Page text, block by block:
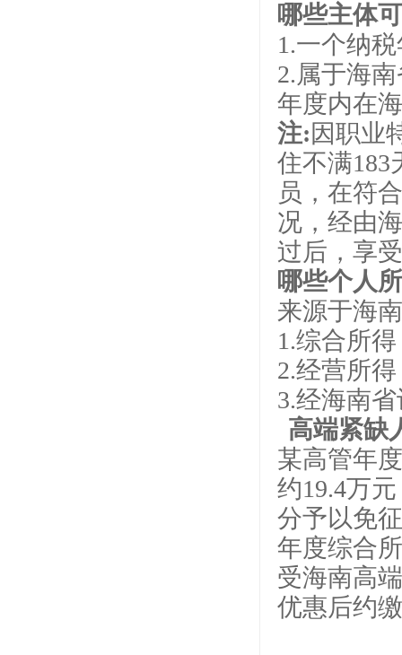
哪些主体
1.一个纳
2.属于海
年度内在
注:因职业
住不满183
员，在符
况，经由
过后，享
哪些个人
来源于海
1.综合所
2.经营所
3.经海南
高端紧缺
某高管年
约19.4万
分予以免
年度综合
受海南高
优惠后约